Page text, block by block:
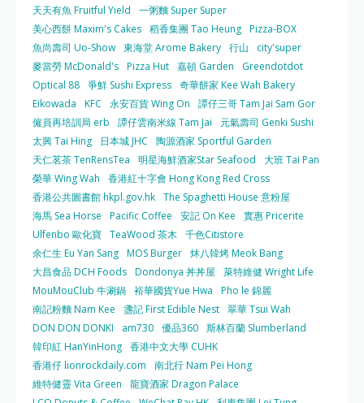
天天有魚 Fruitful Yield
一粥麵 Super Super
美心西餅 Maxim's Cakes 稻香集團 Tao Heung Pizza-BOX
魚尚壽司 Uo-Show 東海堂 Arome Bakery 行山
city'super
麥當勞 McDonald's Pizza Hut 嘉頓 Garden
Greendotdot
Optical 88 爭鮮 Sushi Express 奇華餅家 Kee Wah Bakery
Eikowada
KFC 永安百貨 Wing On
譚仔三哥 Tam Jai Sam Gor
僱員再培訓局 erb
譚仔雲南米線 Tam Jai
元氣壽司 Genki Sushi
太興 Tai Hing
日本城 JHC
陶源酒家 Sportful Garden
天仁茗茶 TenRensTea
明星海鮮酒家Star Seafood
大班 Tai Pan
榮華 Wing Wah
香港紅十字會 Hong Kong Red Cross
香港公共圖書館 hkpl.gov.hk The Spaghetti House 意粉屋
海馬 Sea Horse
Pacific Coffee 安記 On Kee
實惠 Pricerite
Ulfenbo 歐化寶 TeaWood 茶木 千色Citistore
余仁生 Eu Yan Sang MOS Burger 炑八韓烤 Meok Bang
大昌食品 DCH Foods Dondonya 丼丼屋
萊特維健 Wright Life
MouMouClub 牛涮鍋 裕華國貨Yue Hwa
Pho le 錦麗
南記粉麵 Nam Kee
盞記 First Edible Nest 翠華 Tsui Wah
DON DON DONKI
am730 優品360 斯林百蘭 Slumberland
韓印紅 HanYinHong 香港中文大學 CUHK
香港仔 lionrockdaily.com
南北行 Nam Pei Hong
維特健靈 Vita Green
龍寶酒家 Dragon Palace